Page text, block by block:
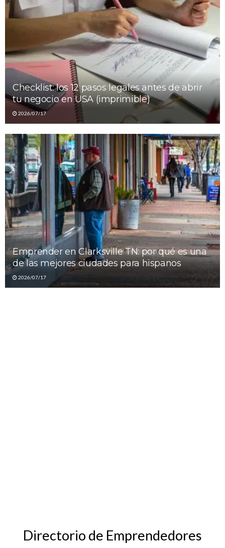
Checklist: los 12 pasos legales antes de abrir
tu negocio en USA (imprimible)
2026/07/17
Emprender en Clarksville TN: por qué es una
de las mejores ciudades para hispanos
2026/07/17
Directorio de Emprendedores